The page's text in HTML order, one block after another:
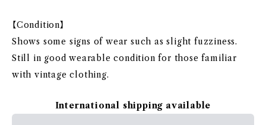
【Condition】
Shows some signs of wear such as slight fuzziness.
Still in good wearable condition for those familiar
with vintage clothing.
International shipping available